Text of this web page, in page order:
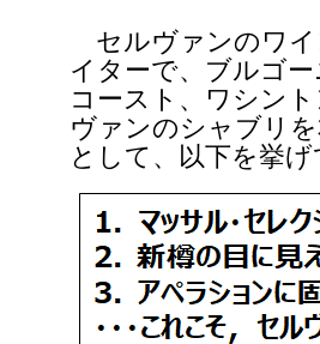
セルヴァンのワイ
イターで、ブルゴ
コースト、ワシン
ヴァンのシャブリ
として、以下を挙